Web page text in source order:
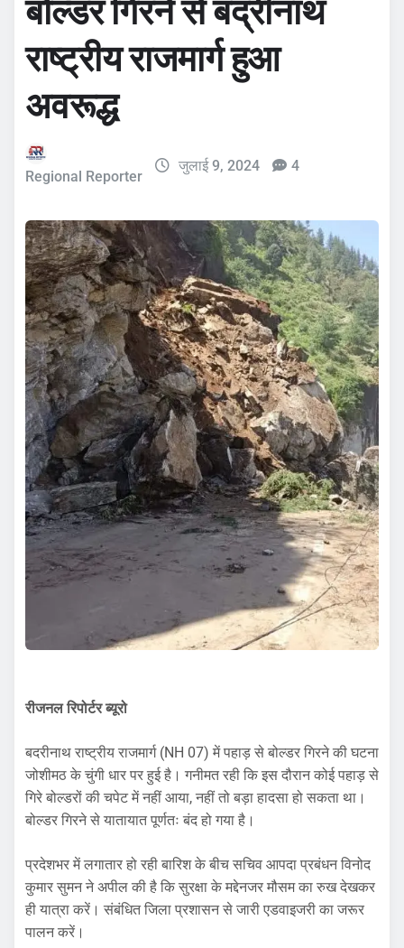
बोल्डर गिरने से बद्रीनाथ
राष्ट्रीय राजमार्ग हुआ
अवरूद्ध
Regional Reporter
जुलाई 9, 2024 4
रीजनल रिपोर्टर ब्यूरो
बदरीनाथ राष्ट्रीय राजमार्ग (NH 07) में पहाड़ से बोल्डर गिरने की घटना
जोशीमठ के चुंगी धार पर हुई है। गनीमत रही कि इस दौरान कोई पहाड़ से
गिरे बोल्डरों की चपेट में नहीं आया, नहीं तो बड़ा हादसा हो सकता था।
बोल्डर गिरने से यातायात पूर्णतः बंद हो गया है।
प्रदेशभर में लगातार हो रही बारिश के बीच सचिव आपदा प्रबंधन विनोद
कुमार सुमन ने अपील की है कि सुरक्षा के मद्देनजर मौसम का रुख देखकर
ही यात्रा करें। संबंधित जिला प्रशासन से जारी एडवाइजरी का जरूर
पालन करें।